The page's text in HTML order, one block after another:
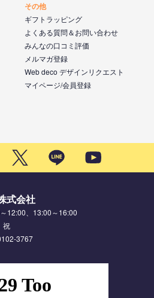
その他
ギフトラッピング
よくある質問＆お問い合わせ
みんなの口コミ評価
メルマガ登録
Web deco デザインリクエスト
マイページ/会員登録
式会社
12:00、13:00～16:00
祝
3767